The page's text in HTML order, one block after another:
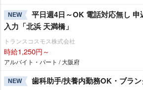
NEW
平日週4日～OK 電話対応無し 申
入力「北浜 天満橋」
トランスコスモス株式会社
時給1,250円～
アルバイト・パート / 大阪府
NEW 歯科助手/扶養内勤務OK・ブラ